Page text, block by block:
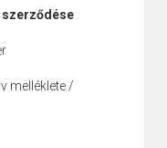
melléklete /